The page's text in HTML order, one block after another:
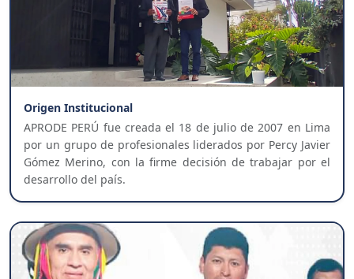
Origen Institucional
APRODE PERÚ fue creada el 18 de julio de 2007 en Lima
por un grupo de profesionales liderados por Percy Javier
Gómez Merino, con la firme decisión de trabajar por el
desarrollo del país.